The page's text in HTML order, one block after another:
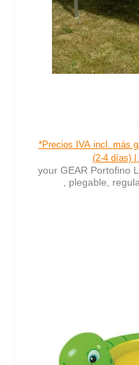
*Precios IVA incl. más
(2-4 días) |
your GEAR Portofino
, plegable,